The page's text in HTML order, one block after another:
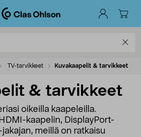
TV-tarvikkeet Kuvakaapelit & tarvikkeet
& tarvikkeet
oikeilla kaapeleilla.
kaapelin, DisplayPort-
meillä on ratkaisu